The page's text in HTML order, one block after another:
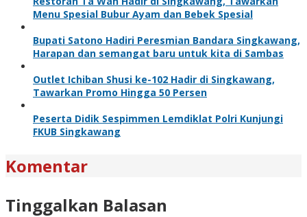
Menu Spesial Bubur Ayam dan Bebek Spesial
Bupati Satono Hadiri Peresmian Bandara Singkawang,
Harapan dan semangat baru untuk kita di Sambas
Outlet Ichiban Shusi ke-102 Hadir di Singkawang,
Tawarkan Promo Hingga 50 Persen
Peserta Didik Sespimmen Lemdiklat Polri Kunjungi
FKUB Singkawang
Komentar
Tinggalkan Balasan